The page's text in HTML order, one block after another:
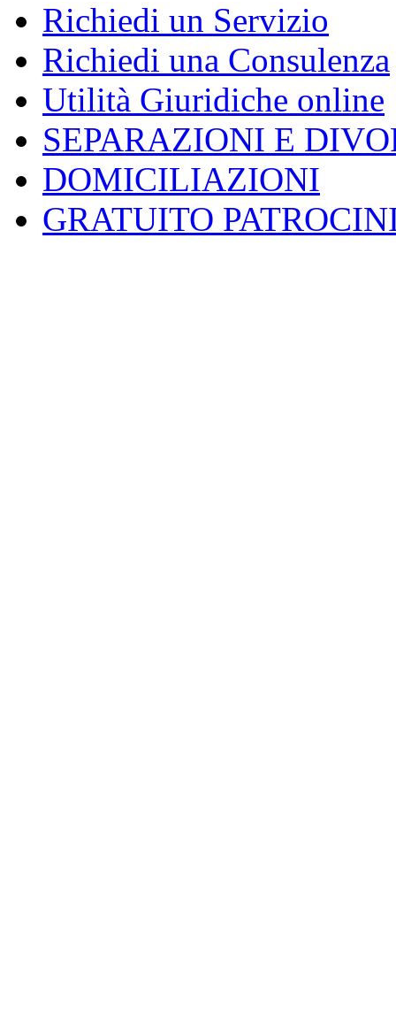
Richiedi un Servizio
Richiedi una Consulenza
Utilità Giuridiche online
SEPARAZIONI E
DOMICILIAZIONI
GRATUITO